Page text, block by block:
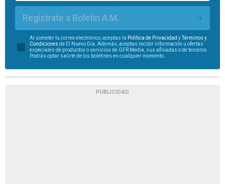
Regístrate a Boletín A.M.
Al someter tu correo electrónico, aceptas la Política de Privacidad yTérminos y
Condiciones de El Nuevo Día. Además, aceptas recibir información u ofertas
especiales de productos o servicios de GFR Media, sus afiliadas o de terceros.
Podrás optar salirte de los boletines en cualquier momento.
PUBLICIDAD